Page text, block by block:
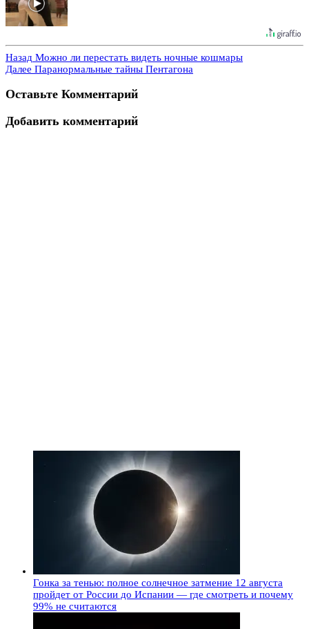
Назад Можно ли перестать видеть ночные кошмары
Далее Паранормальные тайны Пентагона
Оставьте Комментарий
Добавить комментарий
Гонка за тенью: полное солнечное затмение 12 августа
пройдет от России до Испании — где смотреть и почему
99% не считаются